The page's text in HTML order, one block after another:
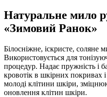
Натуральне мило
«Зимовий Ранок»
Білосніжне, іскристе, соляне
Використовується для
процедур. Надає пружність і
кровотік в шкірних покривах
молоді клітини шкіри,
оновлення клітин шкіри.